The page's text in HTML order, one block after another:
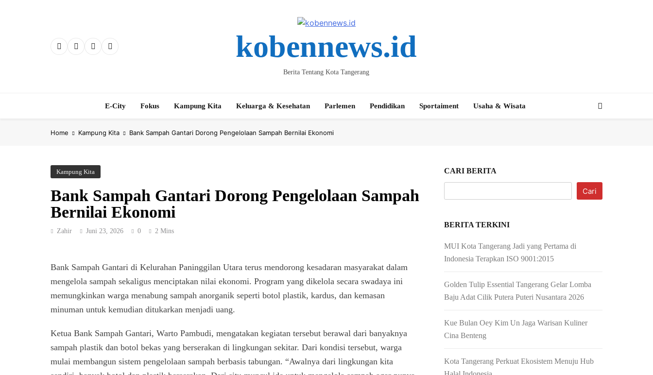
kobennews.id
Berita Tentang Kota Tangerang
E-City Fokus Kampung Kita Keluarga & Kesehatan Parlemen Pendidikan Sportaiment Usaha & Wisata
Home Kampung Kita Bank Sampah Gantari Dorong Pengelolaan Sampah Bernilai Ekonomi
Kampung Kita
Bank Sampah Gantari Dorong Pengelolaan Sampah
Bernilai Ekonomi
Zahir Juni 23, 2026 0 2 Mins
Bank Sampah Gantari di Kelurahan Paninggilan Utara terus mendorong kesadaran masyarakat dalam
mengelola sampah sekaligus menciptakan nilai ekonomi. Program yang dikelola secara swadaya ini
memungkinkan warga menabung sampah anorganik seperti botol plastik, kardus, dan kemasan
minuman untuk kemudian ditukarkan menjadi uang.
Ketua Bank Sampah Gantari, Warto Pambudi, mengatakan kegiatan tersebut berawal dari banyaknya
sampah plastik dan botol bekas yang berserakan di lingkungan sekitar. Dari kondisi tersebut, warga
mulai membangun sistem pengelolaan sampah berbasis tabungan. “Awalnya dari lingkungan kita
CARI BERITA
Cari
BERITA TERKINI
MUI Kota Tangerang Jadi yang Pertama di
Indonesia Terapkan ISO 9001:2015
Golden Tulip Essential Tangerang Gelar Lomba
Baju Adat Cilik Putera Puteri Nusantara 2026
Kue Bulan Oey Kim Un Jaga Warisan Kuliner
Cina Benteng
Kota Tangerang Perkuat Ekosistem Menuju Hub